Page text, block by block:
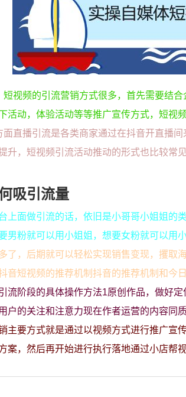
短视频的引流营销方式很多，首先需要结
活动，体验活动等等推广宣传方式，短视
面直播引流是各类商家通过在抖音开直播
升，短视频引流活动推动的形式也比较常
吸引流量
上面做引流的话，依旧是小哥哥小姐姐的
男粉就可以用小姐姐，想要女粉就可以用
了，后期就可以轻松实现销售变现，攫取
音短视频的推荐机制抖音的推荐机制和今
流阶段的具体操作方法1原创作品，做好
户的关注和注意力现在作者运营的内容同
主要方式就是通过以视频方式进行推广宣
案，然后再开始进行执行落地通过小店帮